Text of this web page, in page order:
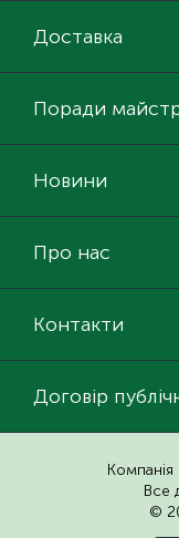
Доставка
Поради
Новини
Про нас
Контакти
Договір
Компанія
Все
©